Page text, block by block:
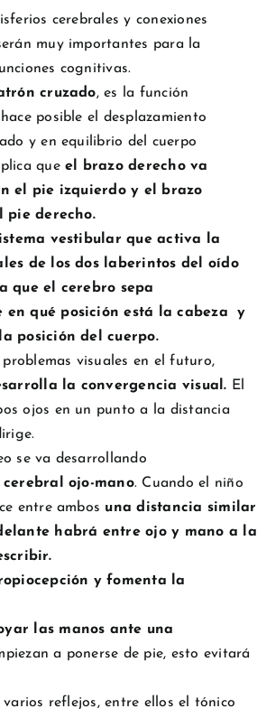
cerebrales y conexiones
muy importantes para la
cognitivas.
cruzado, es la función
posible el desplazamiento
y en equilibrio del cuerpo
queel brazo derecho va
el pie izquierdo y el brazo
pie derecho.
vestibular que activa la
de los dos laberintos del oído
que el cerebro sepa
en qué posición está la cabeza y
posición del cuerpo.
visuales en el futuro,
la convergencia visual. El
ojos en un punto a la distancia
se va desarrollando
ojo-mano. Cuando el niño
entre ambos una distancia similar
habrá entre ojo y mano a la
y fomenta la
las manos ante una
a ponerse de pie, esto evitará
reflejos, entre ellos el tónico